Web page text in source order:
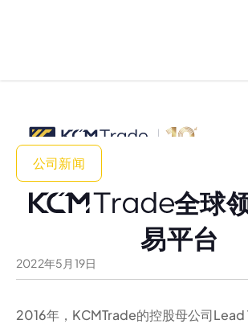
公司新闻
全球
易平台
2022年5 月 19日
2016年，KCMTrade的控股母公司